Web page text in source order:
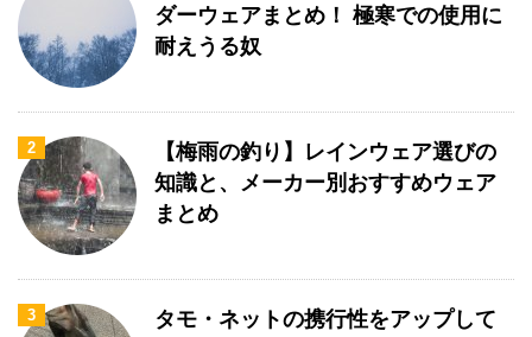
ダーウェアまとめ！ 極寒での使用に
耐えうる奴
2
【梅雨の釣り】レインウェア選びの
知識と、メーカー別おすすめウェア
まとめ
3
タモ・ネットの携行性をアップして